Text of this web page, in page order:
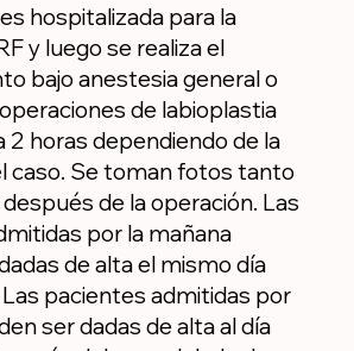
hospitalizada para la
y luego se realiza el
bajo anestesia general o
de labioplastia
2 horas dependiendo de la
caso. Se toman fotos tanto
de la operación. Las
por la mañana
de alta el mismo día
pacientes admitidas por
ser dadas de alta al día